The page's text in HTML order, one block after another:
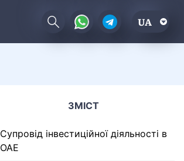
UA
ЗМІСТ
Супровід інвестиційної діяльності в
ОАЕ